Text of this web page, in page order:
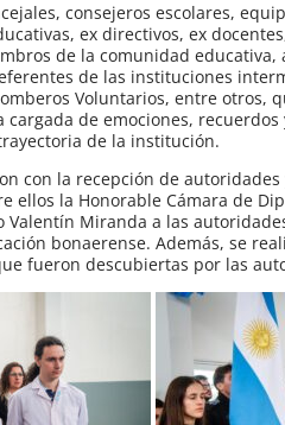
consejeros escolares,
ex directivos, ex
de la comunidad educativa,
de las instituciones
Voluntarios, entre otros,
de emociones, recuerdos
de la institución.
con la recepción de
ellos la Honorable Cámara de
Miranda a las
bonaerense. Además, se
fueron descubiertas por las